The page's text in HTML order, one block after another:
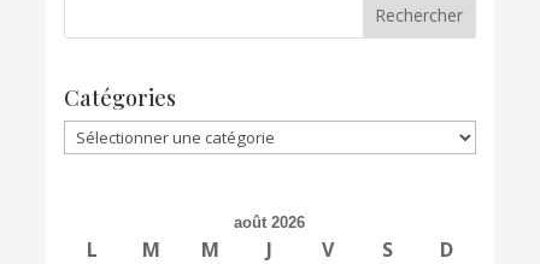
Catégories
Catégories
août 2026
L M M J V S
D